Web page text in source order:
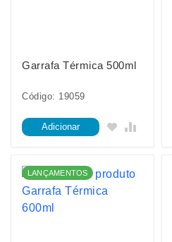
Garrafa Térmica 500ml
Código: 19059
Adicionar
LANÇAMENTOS